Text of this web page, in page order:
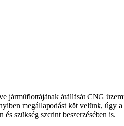
átállását CNG
megállapodást köt velünk, úgy
szükség szerint beszerzésében is.